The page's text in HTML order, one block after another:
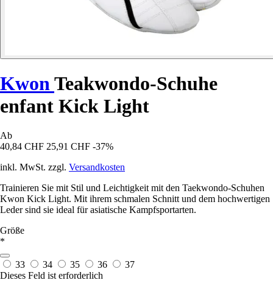
Kwon Teakwondo-Schuhe
enfant Kick Light
Ab
40,84 CHF 25,91 CHF -37%
inkl. MwSt. zzgl. Versandkosten
Trainieren Sie mit Stil und Leichtigkeit mit den Taekwondo-Schuhen
Kwon Kick Light. Mit ihrem schmalen Schnitt und dem hochwertigen
Leder sind sie ideal für asiatische Kampfsportarten.
Größe
*
33 34 35 36
37
Dieses Feld ist erforderlich